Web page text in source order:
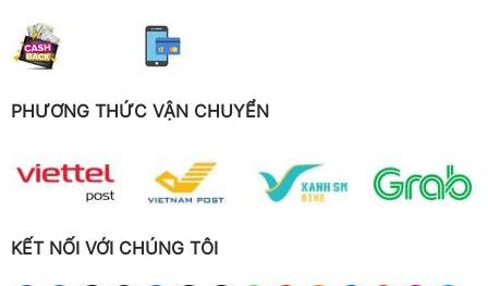
PHƯƠNG THỨC VẬN CHUYỂN
KẾT NỐI VỚI CHÚNG TÔI